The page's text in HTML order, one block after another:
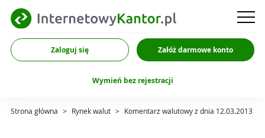
Zaloguj się Załóż darmowe konto
Wymień bez rejestracji
Strona główna > Rynek walut > Komentarz walutowy z dnia 12.03.2013